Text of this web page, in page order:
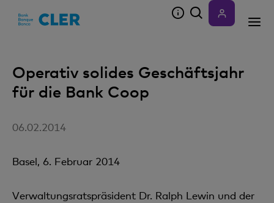
Operativ solides Geschäftsjahr
für die Bank Coop
06.02.2014
Basel, 6. Februar 2014
Verwaltungsratspräsident Dr. Ralph Lewin und der